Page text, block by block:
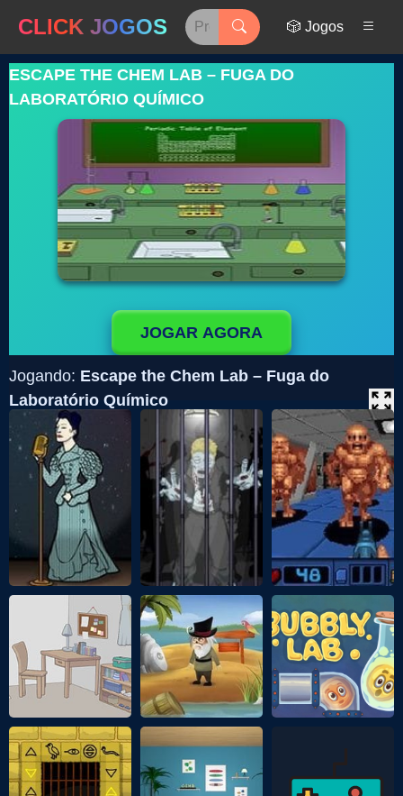
CLICK JOGOS 🎲 Jogos
ESCAPE THE CHEM LAB – FUGA DO
LABORATÓRIO QUÍMICO
JOGAR AGORA
Jogando: Escape the Chem Lab – Fuga do
Laboratório Químico